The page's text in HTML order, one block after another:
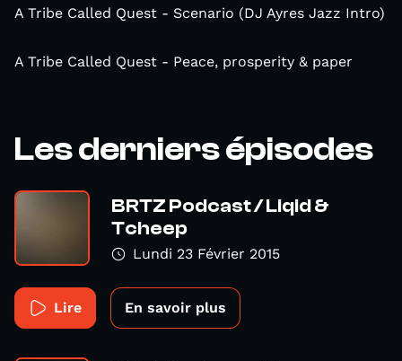
A Tribe Called Quest - Scenario (DJ Ayres Jazz Intro)
A Tribe Called Quest - Peace, prosperity & paper
Les derniers épisodes
BRTZ Podcast / Liqid &
Tcheep
Lundi 23 Février 2015
Lire En savoir plus